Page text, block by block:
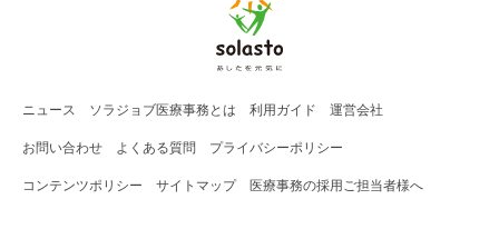
ニュース ソラジョブ医療事務 とは 利用ガイド 運営会社
お問い合わせ よくある質問 プライバシーポリシー
コンテンツポリシー サイトマップ 医療事務の採用ご担当者様へ